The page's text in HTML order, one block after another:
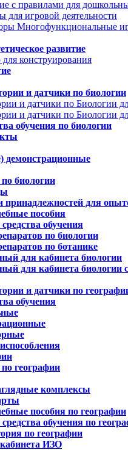
с правилами для
для игровой деятельности
Многофункциональные
развитие
конструирования
и датчики по биологии
и датчики по Биологии
и датчики по Биологии
обучения по биологии
демонстрационные
биологии
принадлежностей для
пособия
обучения
по биологии
по ботанике
для кабинета биологии
для кабинета биологии с
и датчики по
обучения
географии
комплексы
пособия по географии
обучения по
по географии
ИЗО